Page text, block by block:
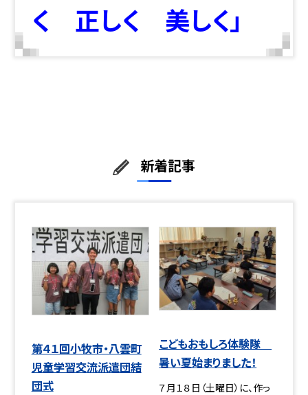
く 正しく 美しく」
新着記事
第４１回小牧市・八雲町
児童学習交流派遣団結
団式
こどもおもしろ体験隊
暑い夏始まりました！
７月１８日（土曜日）に、作っ